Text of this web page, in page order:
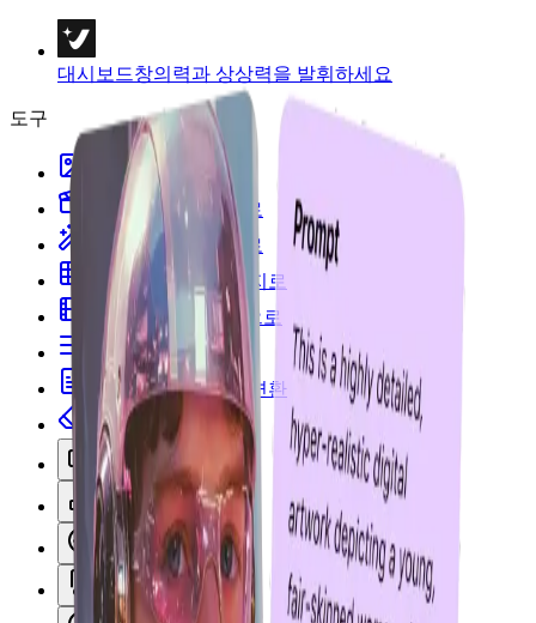
대시보드창의력과 상상력을 발휘하세요
도구
텍스트를 이미지로
텍스트를 동영상으로
이미지에서 이미지로
여러 이미지를 이미지로
이미지에서 동영상으로
프롬프트할 이미지
이미지를 텍스트로 변환
배경 리무버
인물 및 스타일
이미지 템플릿
이미지 도구
파일 압축기